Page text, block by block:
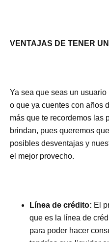
VENTAJAS DE TENER
Ya sea que seas un
o que ya cuentes con años
más que te recordemos las
brindan, pues queremos
posibles desventajas y
el mejor provecho.
Línea de crédito: El
que es la línea de
para poder hacer